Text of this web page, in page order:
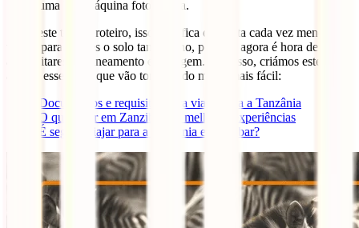
uma boa máquina fotográfica.
Se já leste todo o roteiro, isso significa que falta cada vez menos
tempo para pisares o solo tanzaniano, por isso agora é hora de
aproveitares o planeamento e a viagem. Para isso, criámos estes
artigos essenciais que vão tornar tudo muito mais fácil:
Documentos e requisitos para viajar para a Tanzânia
O que fazer em Zanzibar: as melhores experiências
É seguro viajar para a Tanzânia e Zanzibar?